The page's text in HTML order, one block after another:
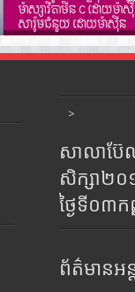
>
សាលាប៊ែ
សិក្សា២
ថ្ងៃទី០៣
ព័ត៌មានអន្